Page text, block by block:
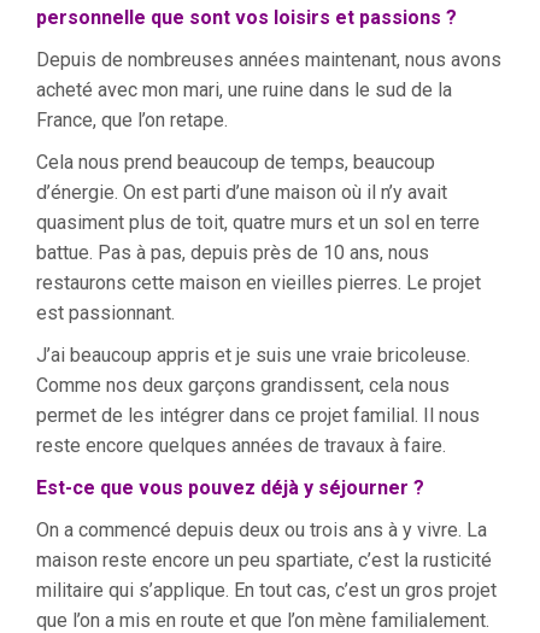
personnelle que sont vos loisirs et passions ?
Depuis de nombreuses années maintenant, nous avons
acheté avec mon mari, une ruine dans le sud de la
France, que l’on retape.
Cela nous prend beaucoup de temps, beaucoup
d’énergie. On est parti d’une maison où il n’y avait
quasiment plus de toit, quatre murs et un sol en terre
battue. Pas à pas, depuis près de 10 ans, nous
restaurons cette maison en vieilles pierres. Le projet
est passionnant.
J’ai beaucoup appris et je suis une vraie bricoleuse.
Comme nos deux garçons grandissent, cela nous
permet de les intégrer dans ce projet familial. Il nous
reste encore quelques années de travaux à faire.
Est-ce que vous pouvez déjà y séjourner ?
On a commencé depuis deux ou trois ans à y vivre. La
maison reste encore un peu spartiate, c’est la rusticité
militaire qui s’applique. En tout cas, c’est un gros projet
que l’on a mis en route et que l’on mène familialement.